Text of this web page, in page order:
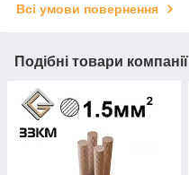
Всі умови повернення
Подібні товари компанії